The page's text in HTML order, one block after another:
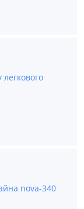
nova-340